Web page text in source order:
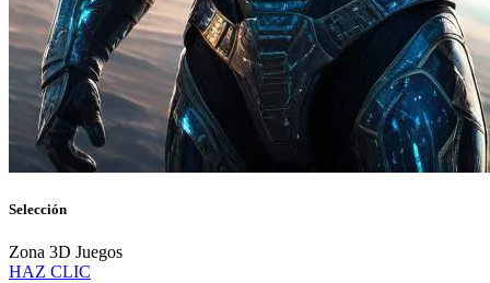
Selección
Zona 3D Juegos
HAZ CLIC